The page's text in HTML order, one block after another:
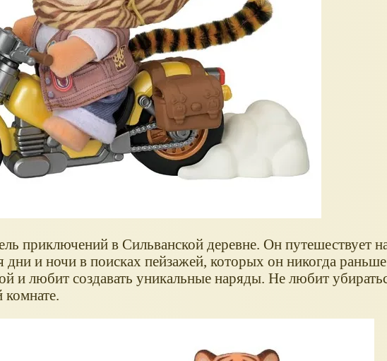
приключений в Сильванской деревне. Он путешествует
и ночи в поисках пейзажей, которых он никогда
и любит создавать уникальные наряды. Не любит